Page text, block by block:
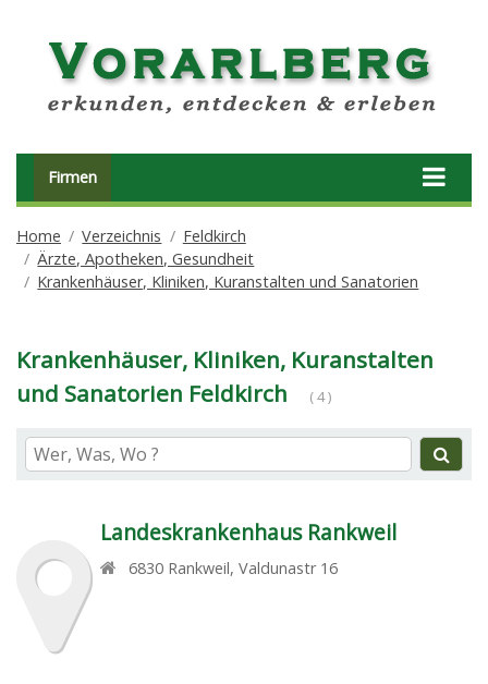
Firmen
Home Verzeichnis
Feldkirch
Ärzte, Apotheken, Gesundheit
Krankenhäuser, Kliniken, Kuranstalten und Sanatorien
Krankenhäuser, Kliniken, Kuranstalten
und Sanatorien Feldkirch
( 4 )
Landeskrankenhaus Rankweil
6830 Rankweil,Valdunastr 16